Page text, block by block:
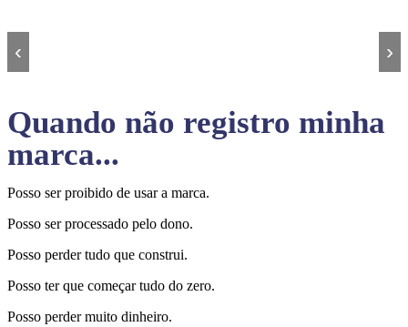
‹ ›
Quando não registro minha
marca...
Posso ser proibido de usar a marca.
Posso ser processado pelo dono.
Posso perder tudo que construi.
Posso ter que começar tudo do zero.
Posso perder muito dinheiro.